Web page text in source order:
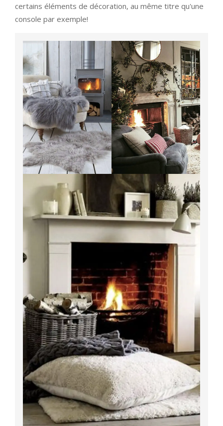
certains éléments de décoration, au même titre qu'une
console par exemple!